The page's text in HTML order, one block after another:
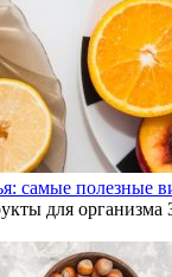
самые полезные
для организма